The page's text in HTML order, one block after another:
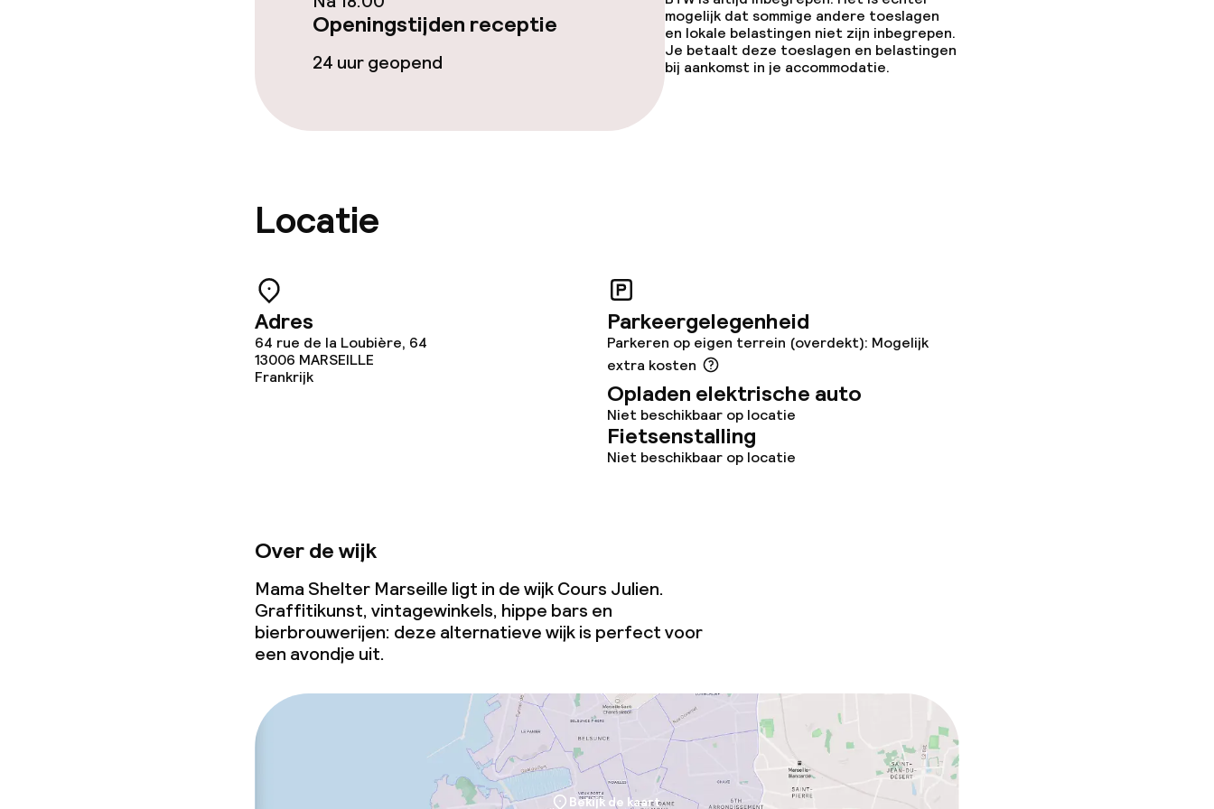
Lunch à la carte
Diner à la carte
Faciliteiten en diensten voor kinderen
Babysitservice
Schoonmaakvoorzieningen
Zakelijke faciliteiten
Conferentieruimte
Overal rookvrij
Openingstijden receptie
24 uur geopend
mogelijk dat sommige andere toeslagen
en lokale belastingen niet zijn inbegrepen.
Je betaalt deze toeslagen en belastingen
bij aankomst in je accommodatie.
Locatie
Adres
64 rue de la Loubière, 64
13006 MARSEILLE
Frankrijk
Parkeergelegenheid
Parkeren op eigen terrein (overdekt): Mogelijk
extra kosten
Opladen elektrische auto
Niet beschikbaar op locatie
Fietsenstalling
Niet beschikbaar op locatie
Over de wijk
Mama Shelter Marseille ligt in de wijk Cours Julien.
Graffitikunst, vintagewinkels, hippe bars en
bierbrouwerijen: deze alternatieve wijk is perfect voor
een avondje uit.
Bekijk de kaart